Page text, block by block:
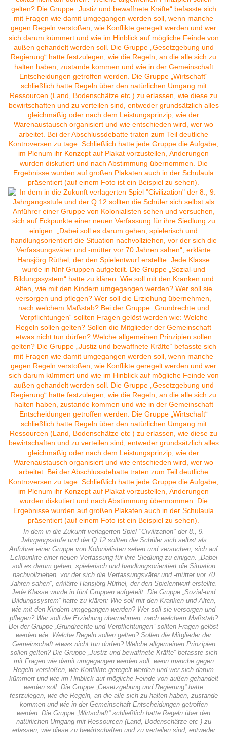
In dem in die Zukunft verlagerten Spiel "Civilization" der 8., 9.
Jahrgangsstufe und der Q 12 sollten die Schüler sich selbst als
Anführer einer Gruppe von Kolonialisten sehen und versuchen, sich auf
Eckpunkte einer neuen Verfassung für ihre Siedlung zu einigen. „Dabei
soll es darum gehen, spielerisch und handlungsorientiert die Situation
nachvollziehen, vor der sich die Verfassungsväter und -mütter vor 70
Jahren sahen“, erklärte Hansjörg Rüthel, der den Spielentwurf erstellte.
Jede Klasse wurde in fünf Gruppen aufgeteilt. Die Gruppe „Sozial-und
Bildungssystem“ hatte zu klären: Wie soll mit den Kranken und Alten,
wie mit den Kindern umgegangen werden? Wer soll sie versorgen und
pflegen? Wer soll die Erziehung übernehmen, nach welchem Maßstab?
Bei der Gruppe „Grundrechte und Verpflichtungen“ sollten Fragen gelöst
werden wie: Welche Regeln sollen gelten? Sollen die Mitglieder der
Gemeinschaft etwas nicht tun dürfen? Welche allgemeinen Prinzipien
sollen gelten? Die Gruppe „Justiz und bewaffnete Kräfte“ befasste sich
mit Fragen wie damit umgegangen werden soll, wenn manche gegen
Regeln verstoßen, wie Konflikte geregelt werden und wer sich darum
kümmert und wie im Hinblick auf mögliche Feinde von außen gehandelt
werden soll. Die Gruppe „Gesetzgebung und Regierung“ hatte
festzulegen, wie die Regeln, an die alle sich zu halten haben, zustande
kommen und wie in der Gemeinschaft Entscheidungen getroffen
werden. Die Gruppe „Wirtschaft“ schließlich hatte Regeln über den
natürlichen Umgang mit Ressourcen (Land, Bodenschätze etc ) zu
erlassen, wie diese zu bewirtschaften und zu verteilen sind, entweder